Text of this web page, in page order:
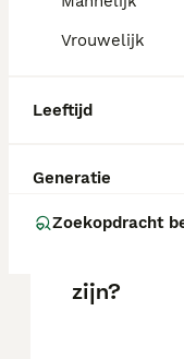
Vrouwelijk
Leeftijd
Generatie
Zoekopdracht
Boxer?
Hoeveel
Kan een
zijn?